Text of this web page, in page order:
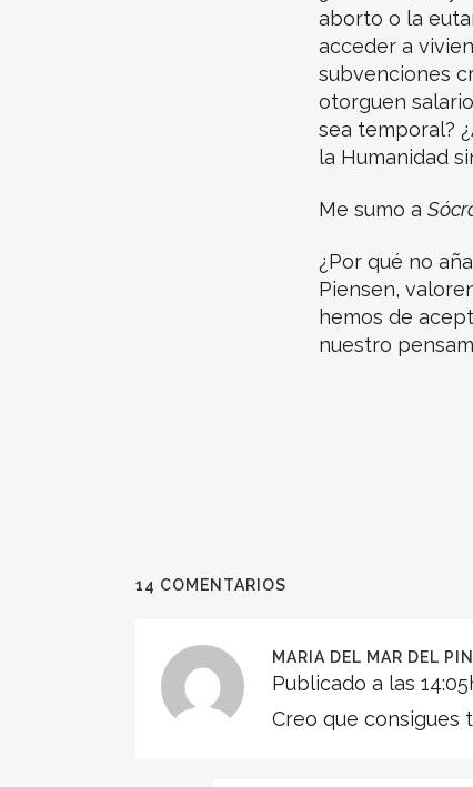
aborto o la
acceder a
subvenciones
otorguen
sea temporal?
la Humanidad
Me sumo a
¿Por qué no
Piensen,
hemos de
nuestro
14 COMENTARIOS
MARIA DEL MAR DEL
Publicado a las
Creo que consigues